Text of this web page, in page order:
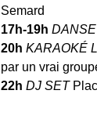
Semard
17h-19h
20h KARAOKÉ
par un vrai
22h DJ SET